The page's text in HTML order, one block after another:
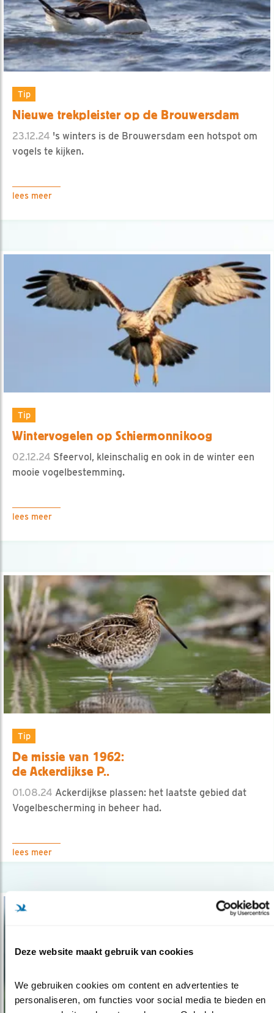
Deze website maakt gebruik van cookies
We gebruiken cookies om content en advertenties te
personaliseren, om functies voor social media te bieden en
Tip
Nieuwe trekpleister op de Brouwersdam
23.12.24 's winters is de Brouwersdam een hotspot om
vogels te kijken.
lees meer
Tip
Wintervogelen op Schiermonnikoog
02.12.24 Sfeervol, kleinschalig en ook in de winter een
mooie vogelbestemming.
lees meer
Tip
De missie van 1962:
de Ackerdijkse P..
01.08.24 Ackerdijkse plassen: het laatste gebied dat
Vogelbescherming in beheer had.
lees meer